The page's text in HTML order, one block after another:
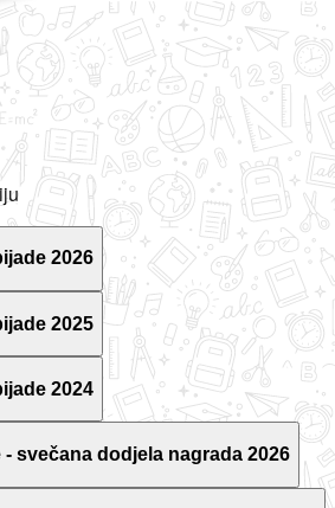
2026
2025
2024
svečana dodjela nagrada 2026